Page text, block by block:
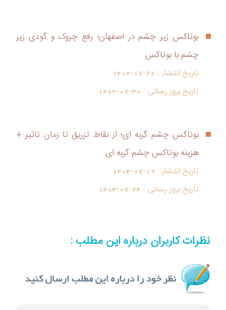
بوتاکس زیر چشم در اصفهان؛ رفع چروک و گودی زیر
چشم با بوتاکس
تاریخ انتشار : 1404-07-26
تاریخ بروز رسانی : 1404-07-30
بوتاکس چشم گربه ای؛ از نقاط تزریق تا زمان تاثیر +
هزینه بوتاکس چشم گربه ای
تاریخ انتشار : 1404-07-19
تاریخ بروز رسانی : 1404-07-24
نظرات کاربران درباره این مطلب :